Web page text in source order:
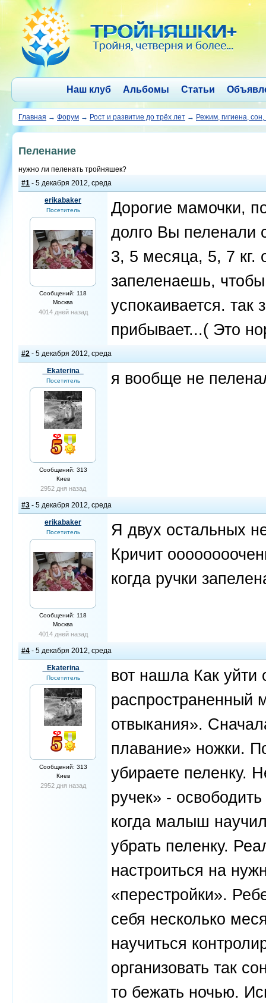
Наш клуб Альбомы Статьи
Главная → Форум → Рост и развитие до трёх лет → Режим, гигиена,
Пеленание
нужно ли пеленать тройняшек?
#1 - 5 декабря 2012, среда
erikabaker
Посетитель
Сообщений: 118
Москва
4014 дней назад
Дорогие мамочки,
долго Вы пеленали
3, 5 месяца, 5, 7 кг.
запеленаешь,
успокаивается. так
прибывает...( Это
#2 - 5 декабря 2012, среда
_Ekaterina_
Посетитель
Сообщений: 313
Киев
2952 дня назад
я вообще не
#3 - 5 декабря 2012, среда
erikabaker
Посетитель
Сообщений: 118
Москва
4014 дней назад
Я двух остальных
Кричит
когда ручки
#4 - 5 декабря 2012, среда
_Ekaterina_
Посетитель
Сообщений: 313
Киев
2952 дня назад
вот нашла Как
распространенный
отвыкания».
плавание» ножки.
убираете пеленку.
ручек» -
когда малыш
убрать пеленку.
настроиться на
«перестройки».
себя несколько
научиться
организовать так
то бежать ночью.